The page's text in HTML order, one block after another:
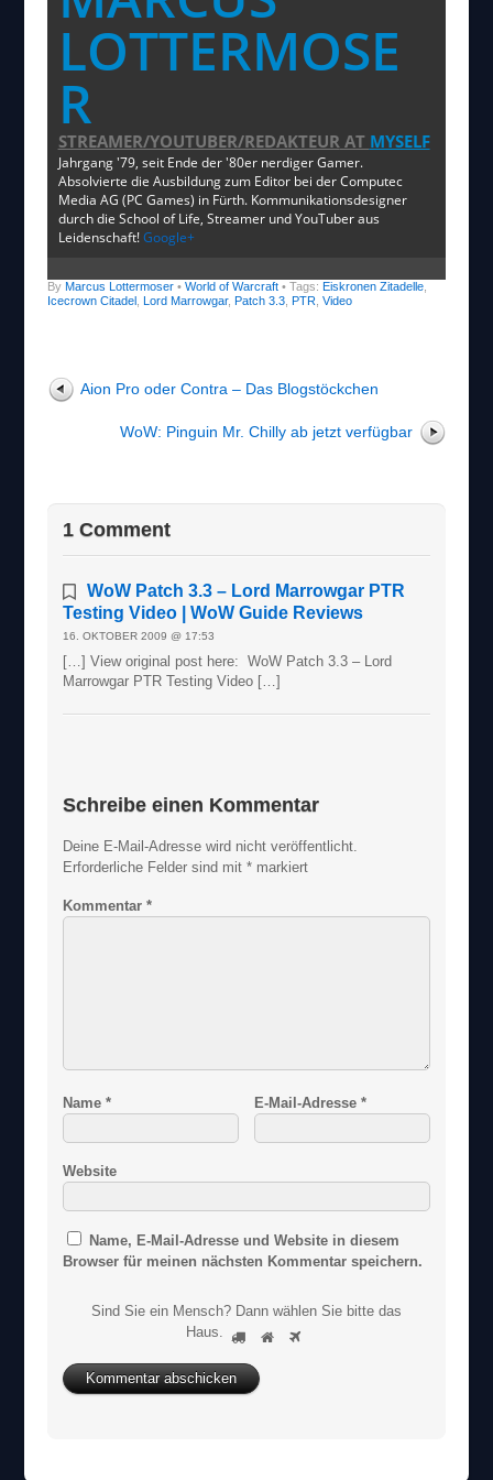
LOTTERMOSE
R
STREAMER/YOUTUBER/REDAKTEUR AT MYSELF
Jahrgang '79, seit Ende der '80er nerdiger Gamer.
Absolvierte die Ausbildung zum Editor bei der Computec
Media AG (PC Games) in Fürth. Kommunikationsdesigner
durch die School of Life, Streamer und YouTuber aus
Leidenschaft!Google+
By Marcus Lottermoser• World of Warcraft • Tags: Eiskronen Zitadelle,
Icecrown Citadel, Lord Marrowgar, Patch 3.3, PTR, Video
Aion Pro oder Contra – Das Blogstöckchen
WoW: Pinguin Mr. Chilly ab jetzt verfügbar
1 Comment
WoW Patch 3.3 – Lord Marrowgar PTR
Testing Video | WoW Guide Reviews
16. OKTOBER 2009 @ 17:53
[…] View original post here: WoW Patch 3.3 – Lord
Marrowgar PTR Testing Video […]
Schreibe einen Kommentar
Deine E-Mail-Adresse wird nicht veröffentlicht.
Erforderliche Felder sind mit* markiert
Kommentar*
Name* E-Mail-Adresse *
Website
Name, E-Mail-Adresse und Website in diesem
Browser für meinen nächsten Kommentar speichern.
Sind Sie ein Mensch? Dann wählen Sie bitte das
Haus
n
d